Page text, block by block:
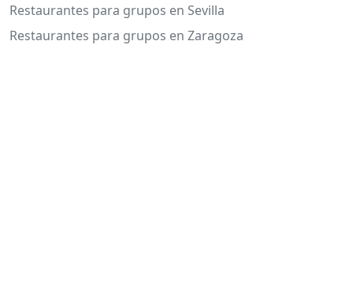
Restaurantes para grupos en Sevilla
Restaurantes para grupos en Zaragoza